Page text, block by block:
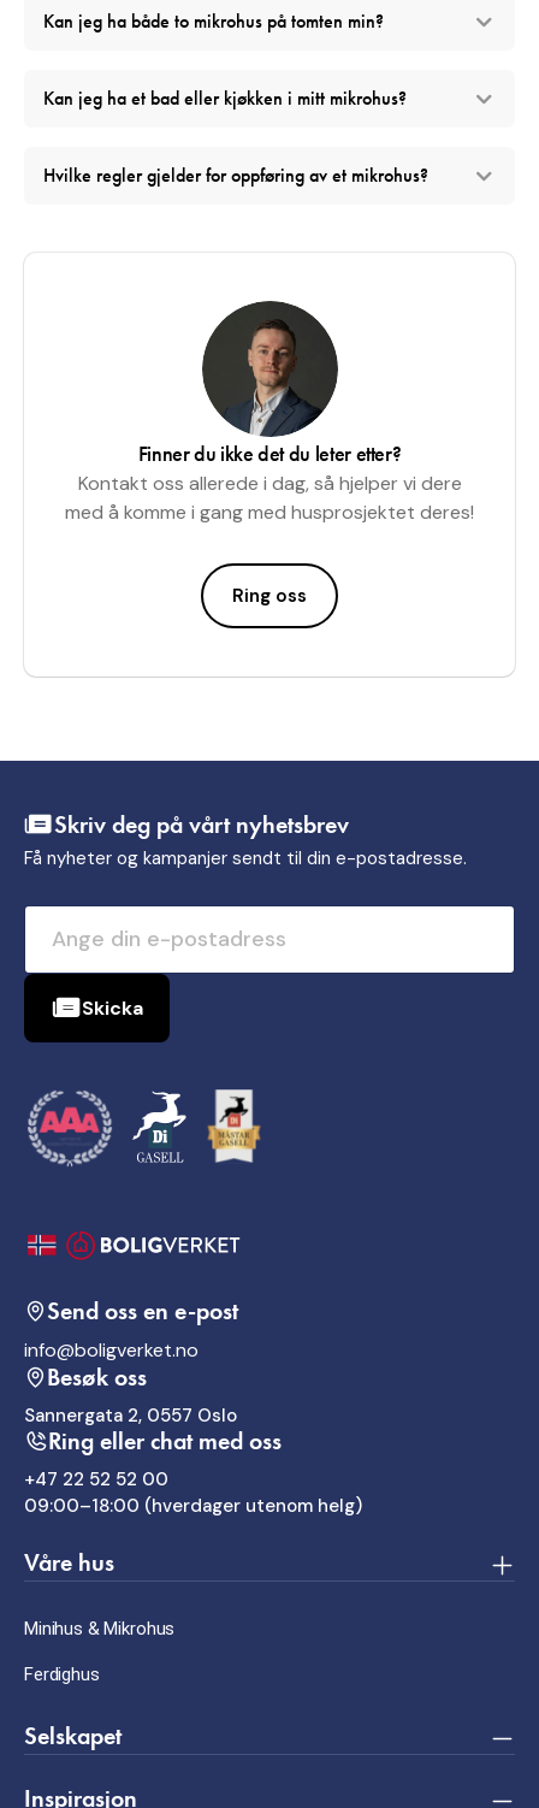
Kan jeg ha både to mikrohus på tomten min?
Kan jeg ha et bad eller kjøkken i mitt mikrohus?
Hvilke regler gjelder for oppføring av et mikrohus?
Finner du ikke det du leter etter?
Kontakt oss allerede i dag, så hjelper vi dere
med å komme i gang med husprosjektet deres!
Ring oss
Skriv deg på vårt nyhetsbrev
Få nyheter og kampanjer sendt til din e-postadresse.
Skicka
Send oss en e-post
info@boligverket.no
Besøk oss
Sannergata 2, 0557 Oslo
Ring eller chat med oss
+47 22 52 52 00
09:00–18:00 (hverdager utenom helg)
Våre hus
Minihus & Mikrohus
Ferdighus
Selskapet
Inspirasjon